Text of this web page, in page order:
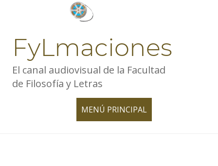
FyLmaciones
El canal audiovisual de la Facultad
de Filosofía y Letras
MENÚ PRINCIPAL
TOGGLE